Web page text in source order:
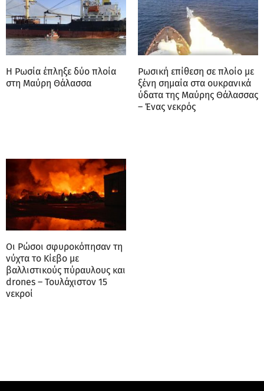
Η Ρωσία έπληξε δύο πλοία
στη Μαύρη Θάλασσα
Ρωσική επίθεση σε πλοίο με
ξένη σημαία στα ουκρανικά
ύδατα της Μαύρης Θάλασσας
– Ένας νεκρός
Οι Ρώσοι σφυροκόπησαν τη
νύχτα το Κίεβο με
βαλλιστικούς πύραυλους και
drones – Τουλάχιστον 15
νεκροί